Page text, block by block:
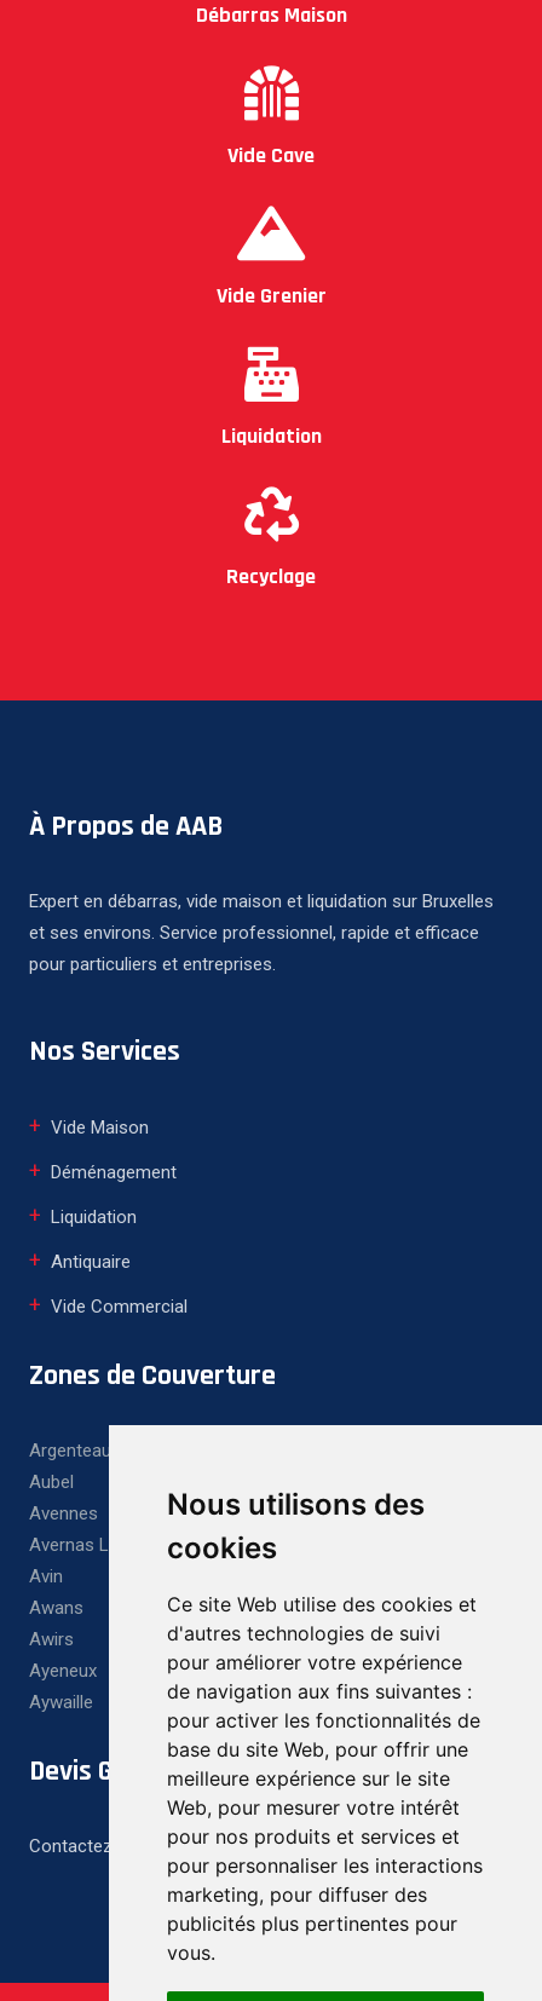
Nous utilisons des
cookies
Ce site Web utilise des cookies et
d'autres technologies de suivi
pour améliorer votre expérience
de navigation aux fins suivantes :
pour activer les fonctionnalités de
base du site Web, pour offrir une
meilleure expérience sur le site
Web, pour mesurer votre intérêt
pour nos produits et services et
pour personnaliser les interactions
marketing, pour diffuser des
publicités plus pertinentes pour
vous.
Débarras Maison
Vide Cave
Vide Grenier
Liquidation
Recyclage
À Propos de AAB
Expert en débarras, vide maison et liquidation sur Bruxelles
et ses environs. Service professionnel, rapide et efficace
pour particuliers et entreprises.
Nos Services
Vide Maison
Déménagement
Liquidation
Antiquaire
Vide Commercial
Zones de Couverture
Argenteau
Aubel
Avennes
Avernas Le Bauduin
Avin
Awans
Awirs
Ayeneux
Aywaille
Devis Gratuit
Contactez-nous pour un devis gratuit et personnalisé